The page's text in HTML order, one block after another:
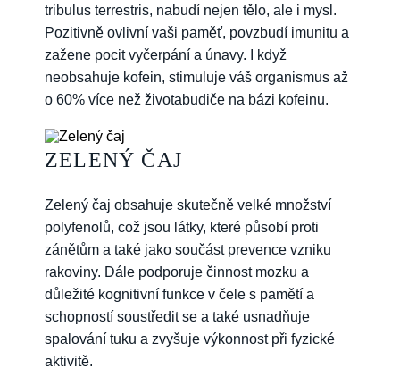
tribulus terrestris, nabudí nejen tělo, ale i mysl.
Pozitivně ovlivní vaši paměť, povzbudí imunitu a
zažene pocit vyčerpání a únavy. I když
neobsahuje kofein, stimuluje váš organismus až
o 60% více než životabudiče na bázi kofeinu.
ZELENÝ ČAJ
Zelený čaj obsahuje skutečně velké množství
polyfenolů, což jsou látky, které působí proti
zánětům a také jako součást prevence vzniku
rakoviny. Dále podporuje činnost mozku a
důležité kognitivní funkce v čele s pamětí a
schopností soustředit se a také usnadňuje
spalování tuku a zvyšuje výkonnost při fyzické
aktivitě.